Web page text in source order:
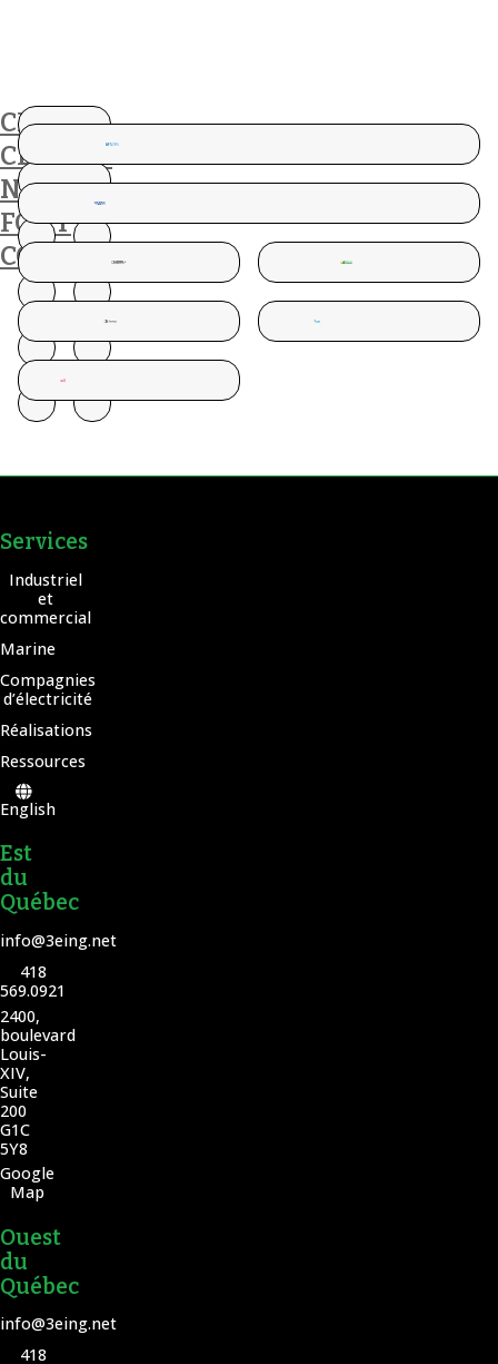
CES
CLIENTS
NOUS
FONT
CONFIANCE
Services
Industriel
et
commercial
Marine
Compagnies
d’électricité
Réalisations
Ressources
English
Est
du
Québec
info@3eing.net
418
569.0921
2400,
boulevard
Louis-
XIV,
Suite
200
G1C
5Y8
Google
Map
Ouest
du
Québec
info@3eing.net
418